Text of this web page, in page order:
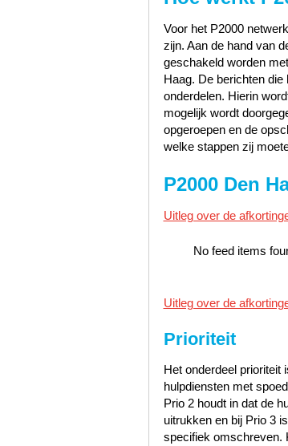
Voor het P2000
zijn. Aan de hand van
geschakeld worden
Haag. De berichten
onderdelen. Hierin
mogelijk wordt
opgeroepen en de
welke stappen zij
P2000 Den
Uitleg over de
No feed items
Uitleg over de
Prioriteit
Het onderdeel prioriteit
hulpdiensten met
Prio 2 houdt in dat de
uitrukken en bij Prio 3
specifiek omschreven.